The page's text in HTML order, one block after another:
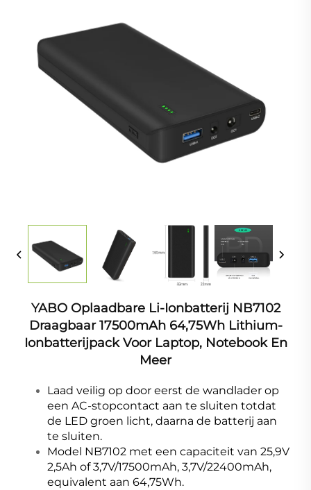
YABO Oplaadbare Li-Ionbatterij NB7102
Draagbaar 17500mAh 64,75Wh Lithium-
Ionbatterijpack Voor Laptop, Notebook En
Meer
Laad veilig op door eerst de wandlader op
een AC-stopcontact aan te sluiten totdat
de LED groen licht, daarna de batterij aan
te sluiten.
Model NB7102 met een capaciteit van 25,9V
2,5Ah of 3,7V/17500mAh, 3,7V/22400mAh,
equivalent aan 64,75Wh.